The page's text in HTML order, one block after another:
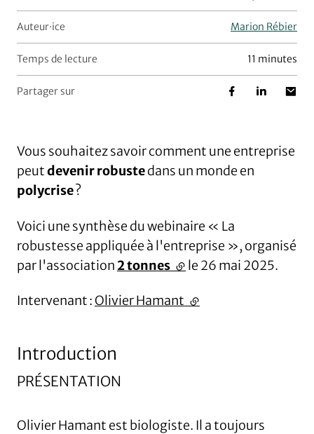
Auteur·ice Marion Rébier
Temps de lecture 11 minutes
Partager sur
Vous souhaitez savoir comment une entreprise
peutdevenir robustedans un monde en
polycrise?
Voici une synthèse du webinaire « La
robustesse appliquée à l'entreprise », organisé
par l'association 2 tonnes (lien externe)
le 26 mai 2025.
Intervenant : Olivier Hamant (lien externe)
Introduction
PRÉSENTATION
Olivier Hamant est biologiste. Il a toujours